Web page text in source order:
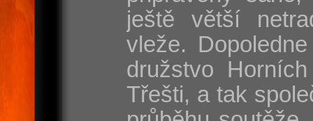
ještě větší
vleže.
družstvo
Třešti, a tak